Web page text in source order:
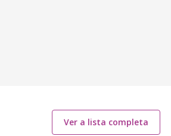
Ver a lista completa